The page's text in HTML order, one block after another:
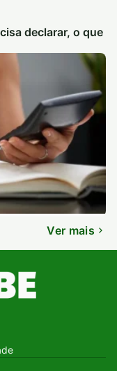
declarar, o que
Ver mais